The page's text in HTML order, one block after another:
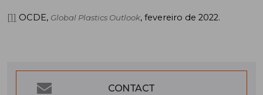
[1] OCDE, Global Plastics Outlook, fevereiro de 2022.
CONTACT